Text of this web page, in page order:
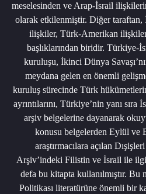
meselesinden ve Arap-İsrail
olarak etkilenmiştir. Diğer
ilişkiler, Türk-Amerikan
başlıklarından biridir. Türkiye-
kuruluşu, İkinci Dünya
meydana gelen en önemli
kuruluş sürecinde Türk
ayrıntılarını, Türkiye’nin yanı
arşiv belgelerine dayanarak
konusu belgelerden Eylül ve
araştırmacılara açılan
Arşiv’indeki Filistin ve İsrail ile
defa bu kitapta kullanılmıştır.
Politikası literatürüne önemli bir